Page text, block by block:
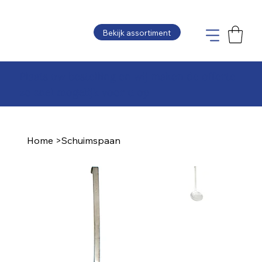
Bekijk assortiment
Home >Schuimspaan